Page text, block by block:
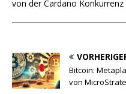
von der Cardano Konkurrenz
Bitcoin:
von